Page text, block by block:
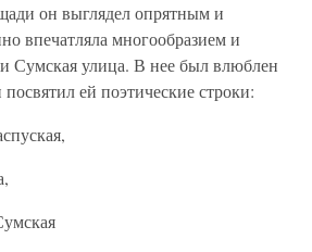
он выглядел опрятным и
впечатляла многообразием и
Сумская улица. В нее был влюблен
ей поэтические строки: